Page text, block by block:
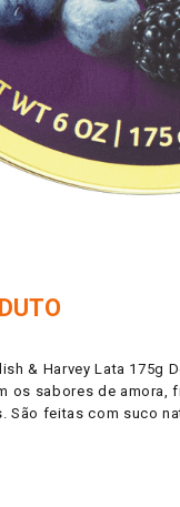
& Harvey Lata
os sabores de
São feitas com suco